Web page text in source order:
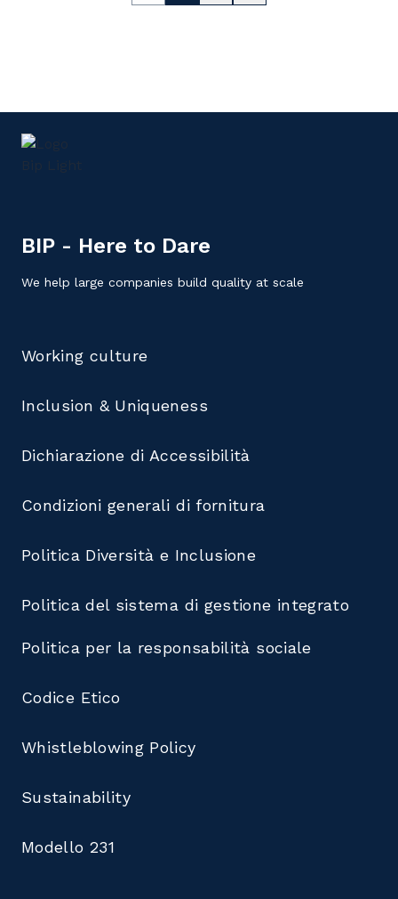
BIP - Here to Dare
We help large companies build quality at scale
Working culture
Inclusion & Uniqueness
Dichiarazione di Accessibilità
Condizioni generali di fornitura
Politica Diversità e Inclusione
Politica del sistema di gestione integrato
Politica per la responsabilità sociale
Codice Etico
Whistleblowing Policy
Sustainability
Modello 231